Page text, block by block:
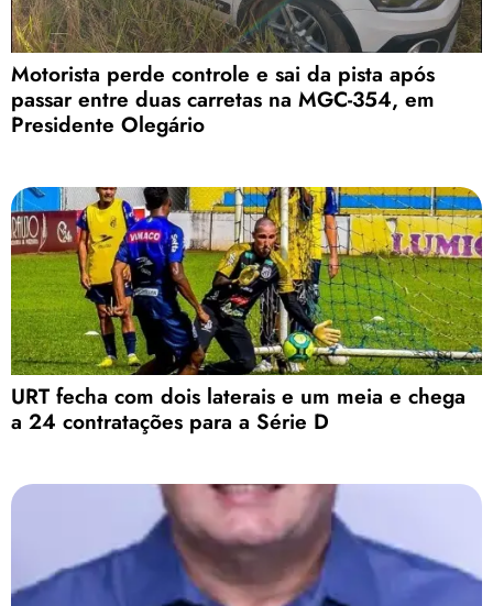
Motorista perde controle e sai da pista após
passar entre duas carretas na MGC-354, em
Presidente Olegário
URT fecha com dois laterais e um meia e chega
a 24 contratações para a Série D